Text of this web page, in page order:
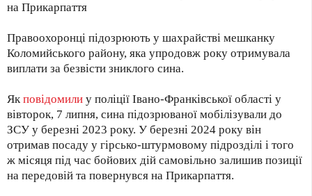
на Прикарпаття
Правоохоронці підозрюють у шахрайстві мешканку
Коломийського району, яка упродовж року отримувала
виплати за безвісти зниклого сина.
Якповідомили у поліції Івано-Франківської області у
вівторок, 7 липня, сина підозрюваної мобілізували до
ЗСУ у березні 2023 року. У березні 2024 року він
отримав посаду у гірсько-штурмовому підрозділі і того
ж місяця під час бойових дій самовільно залишив позиції
на передовій та повернувся на Прикарпаття.